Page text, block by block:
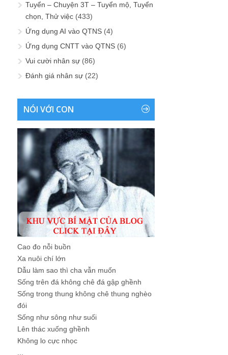
Tuyển – Chuyện 3T – Tuyển mộ, Tuyển
chọn, Thử việc (433)
Ứng dụng AI vào QTNS (4)
Ứng dụng CNTT vào QTNS (6)
Vui cười nhân sự (86)
Đánh giá nhân sự (22)
NÓI VỚI CON
Cao đo nỗi buồn
Xa nuôi chí lớn
Dẫu làm sao thì cha vẫn muốn
Sống trên đá không chê đá gập ghềnh
Sống trong thung không chê thung nghèo
đói
Sống như sông như suối
Lên thác xuống ghềnh
Không lo cực nhọc